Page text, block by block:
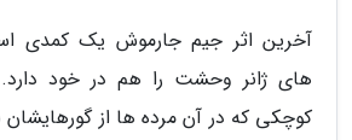
آخرین اثر جیم جارموش یک کمدی
های ژانر وحشت را هم در خود دارد.
کوچکی که در آن مرده ها از گورهایشان